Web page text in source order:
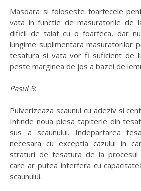
Masoara si foloseste foarfecele
vata in functie de masuratorile de
dificil de taiat cu o foarfeca, dar
lungime suplimentara masuratorilor
tesatura si vata vor fi suficient de
peste marginea de jos a bazei de
Pasul 5:
Pulverizeaza scaunul cu adeziv si
Intinde noua piesa tapiterie din
sus a scaunului. Indepartarea
necesara cu exceptia cazului in
straturi de tesatura de la
care ar putea interfera cu
scaunului.